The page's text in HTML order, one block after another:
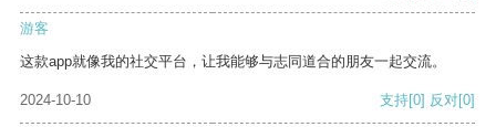
游客
这款app就像我的社交平台，让我能够与志同道合的朋友一起交流。
2024-10-10 支持[0] 反对[0]